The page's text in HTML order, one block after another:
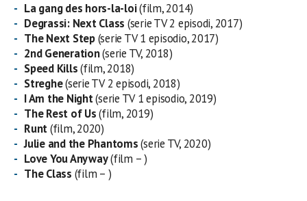
La gang des hors-la-loi(film, 2014)
Degrassi: Next Class (serie TV 2 episodi, 2017)
The Next Step(serie TV 1 episodio, 2017)
2nd Generation(serie TV, 2018)
Speed Kills(film, 2018)
Streghe(serie TV 2 episodi, 2018)
I Am the Night(serie TV 1 episodio, 2019)
The Rest of Us(film, 2019)
Runt(film, 2020)
Julie and the Phantoms(serie TV, 2020)
Love You Anyway(film – )
The Class (film – )